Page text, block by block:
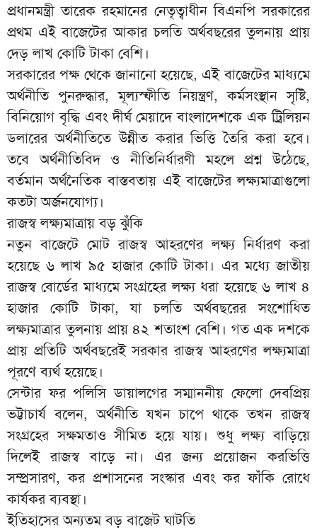
প্রধানমন্ত্রী তারেক রহমানের নেতৃত্বাধীন বিএনপি সরকারের
প্রথম এই বাজেটের আকার চলতি অর্থবছরের তুলনায় প্রায়
দেড় লাখ কোটি টাকা বেশি।
সরকারের পক্ষ থেকে জানানো হয়েছে, এই বাজেটের মাধ্যমে
অর্থনীতি পুনরুদ্ধার, মূল্যস্ফীতি নিয়ন্ত্রণ, কর্মসংস্থান সৃষ্টি,
বিনিয়োগ বৃদ্ধি এবং দীর্ঘ মেয়াদে বাংলাদেশকে এক ট্রিলিয়ন
ডলারের অর্থনীতিতে উন্নীত করার ভিত্তি তৈরি করা হবে।
তবে অর্থনীতিবিদ ও নীতিনির্ধারণী মহলে প্রশ্ন উঠেছে,
বর্তমান অর্থনৈতিক বাস্তবতায় এই বাজেটের লক্ষ্যমাত্রাগুলো
কতটা অর্জনযোগ্য।
রাজস্ব লক্ষ্যমাত্রায় বড় ঝুঁকি
নতুন বাজেটে মোট রাজস্ব আহরণের লক্ষ্য নির্ধারণ করা
হয়েছে ৬ লাখ ৯৫ হাজার কোটি টাকা। এর মধ্যে জাতীয়
রাজস্ব বোর্ডের মাধ্যমে সংগ্রহের লক্ষ্য ধরা হয়েছে ৬ লাখ ৪
হাজার কোটি টাকা, যা চলতি অর্থবছরের সংশোধিত
লক্ষ্যমাত্রার তুলনায় প্রায় ৪২ শতাংশ বেশি। গত এক দশকে
প্রায় প্রতিটি অর্থবছরেই সরকার রাজস্ব আহরণের লক্ষ্যমাত্রা
পূরণে ব্যর্থ হয়েছে।
সেন্টার ফর পলিসি ডায়ালগের সম্মাননীয় ফেলো দেবপ্রিয়
ভট্টাচার্য বলেন, অর্থনীতি যখন চাপে থাকে তখন রাজস্ব
সংগ্রহের সক্ষমতাও সীমিত হয়ে যায়। শুধু লক্ষ্য বাড়িয়ে
দিলেই রাজস্ব বাড়ে না। এর জন্য প্রয়োজন করভিত্তি
সম্প্রসারণ, কর প্রশাসনের সংস্কার এবং কর ফাঁকি রোধে
কার্যকর ব্যবস্থা।
ইতিহাসের অন্যতম বড় বাজেট ঘাটতি